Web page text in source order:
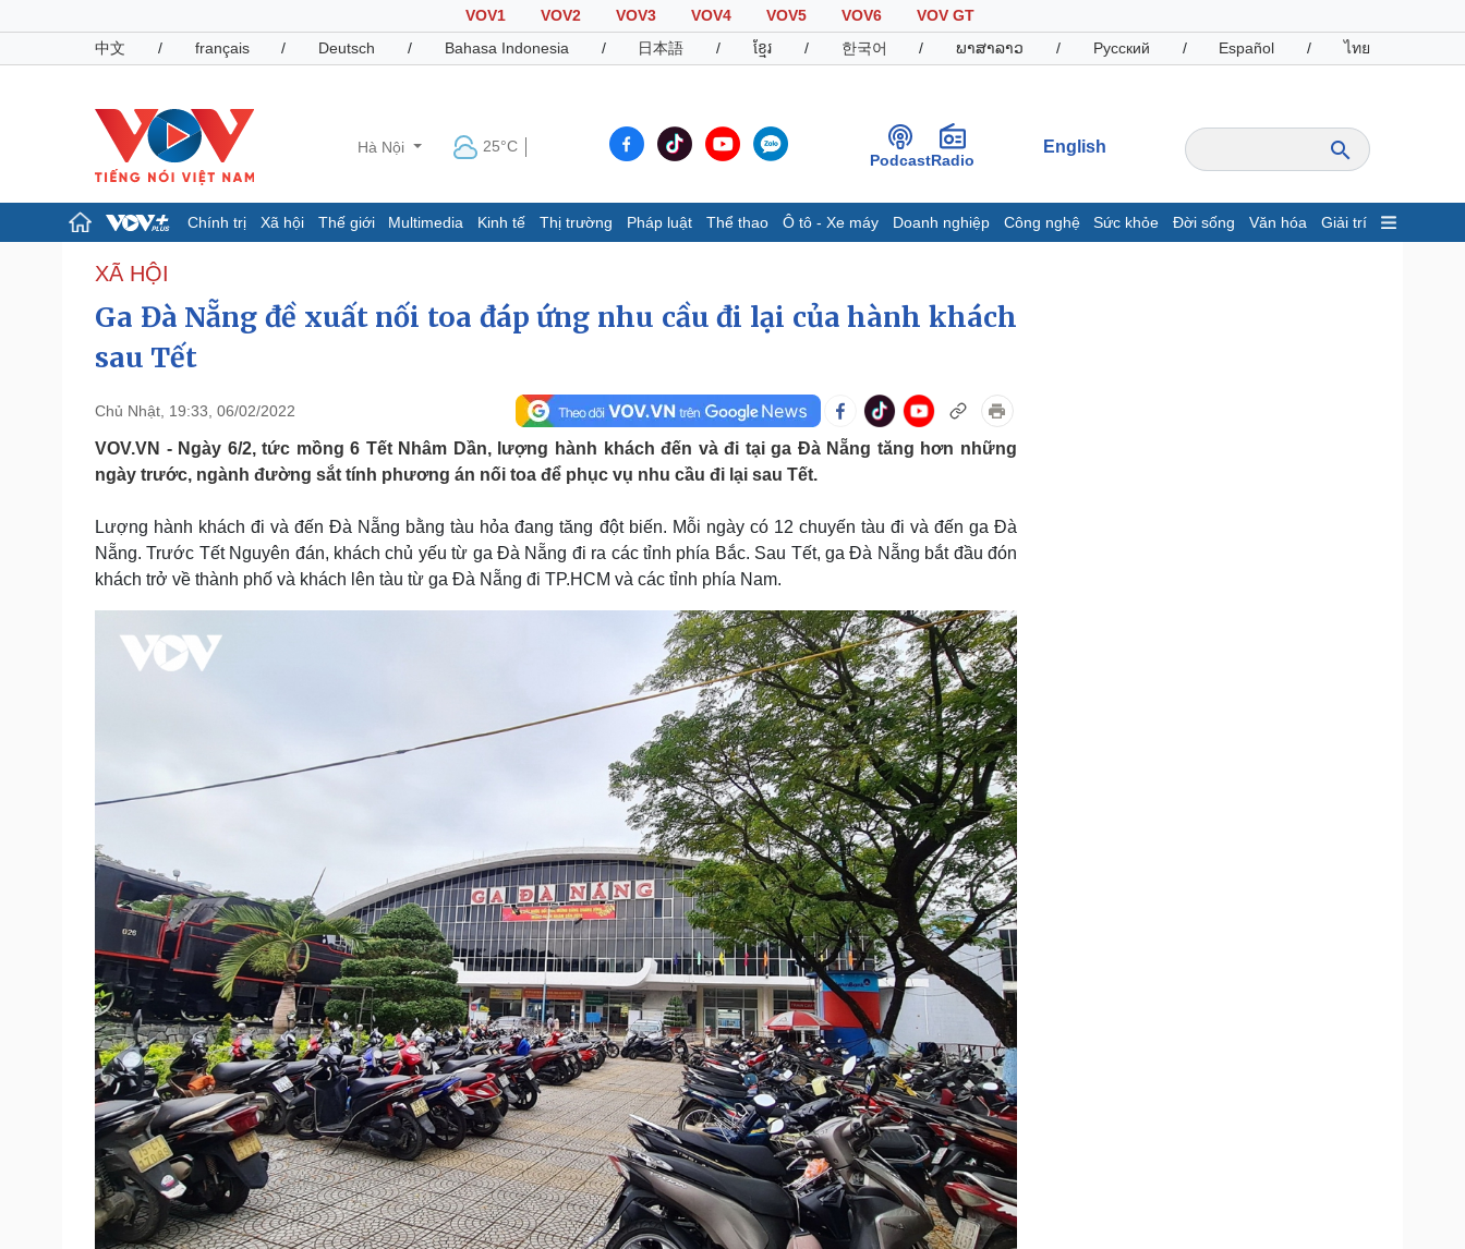
VOV1 VOV2 VOV3 VOV4 VOV5 VOV6
VOV GT
中文
/ français / Deutsch / Bahasa Indonesia / 日本語 / ខ្មែរ / 한국어 / ພາສາລາວ / Русский / Español / ไทย
Hà Nội 25°C
PodcastRadio
English
Chính trị Xã hội Thế giới Multimedia Kinh tế Thị trường Pháp luật Thể thao Ô tô - Xe máy Doanh nghiệp Công nghệ Sức khỏe Đời sống Văn hóa Giải trí
Chính trị
Tổ chức nhân sự
Nhận diện sự thật
Dự báo thời tiết
Cuộc sống đó đây
Ảnh
Khởi nghiệp
Pháp luật
Vụ án
Tư vấn luật
Quân sự - Quốc phòng
Vũ khí
Phân tích
Thể thao
Bóng đá
Thế giới thể thao
eSports
Hậu trường
Ô tô - Xe máy
Ô tô
Tư vấn
Doanh nghiệp
Doanh nhân
Vì cộng đồng
Sức khỏe
Dinh dưỡng - món ngon
Cây thuốc
Ăn sạch sống khỏe
Đời sống
Văn hóa
Sân khấu - Điện ảnh
Giải trí
Nghệ sĩ
Thời trang
Sao Việt
Du lịch
Tư vấn
Săn Tour
check-in
XÃ HỘI
Ga Đà Nẵng đề xuất nối toa đáp ứng nhu cầu đi lại của hành khách
sau Tết
Chủ Nhật, 19:33, 06/02/2022
VOV.VN - Ngày 6/2, tức mồng 6 Tết Nhâm Dần, lượng hành khách đến và đi tại ga Đà Nẵng tăng hơn những
ngày trước, ngành đường sắt tính phương án nối toa để phục vụ nhu cầu đi lại sau Tết.
Lượng hành khách đi và đến Đà Nẵng bằng tàu hỏa đang tăng đột biến. Mỗi ngày có 12 chuyến tàu đi và đến ga Đà
Nẵng. Trước Tết Nguyên đán, khách chủ yếu từ ga Đà Nẵng đi ra các tỉnh phía Bắc. Sau Tết, ga Đà Nẵng bắt đầu đón
khách trở về thành phố và khách lên tàu từ ga Đà Nẵng đi TP.HCM và các tỉnh phía Nam.